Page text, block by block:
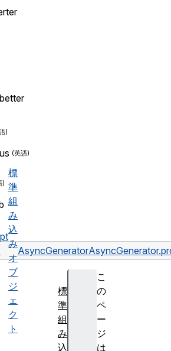
標
準
組
み
込
み
オ
ブ
ジ
ェ
ク
ト
AsyncGenerator
こ
の
ペ
ー
ジ
は
標
準
組
み
込